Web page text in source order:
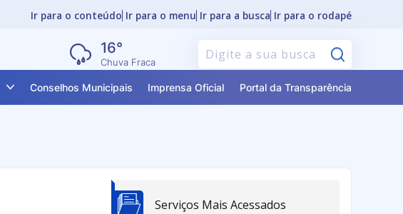
Ir para o conteúdo Ir para o menu Ir para a busca Ir para o rodapé
16°
Chuva Fraca
Conselhos Municipais Imprensa Oficial Portal da Transparência
Serviços Mais Acessados